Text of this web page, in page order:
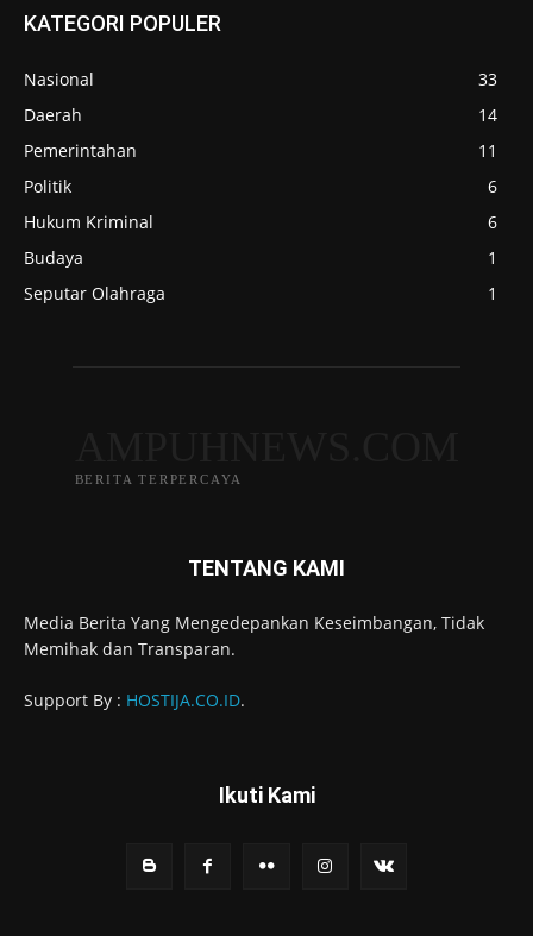
KATEGORI POPULER
Nasional
33
Daerah
14
Pemerintahan
11
Politik
6
Hukum Kriminal
6
Budaya
1
Seputar Olahraga
1
BERITA TERPERCAYA
TENTANG KAMI
Media Berita Yang Mengedepankan Keseimbangan, Tidak
Memihak dan Transparan.
Support By : HOSTIJA.CO.ID.
Ikuti Kami